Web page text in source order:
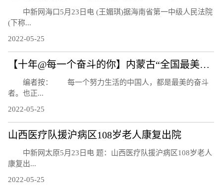
中新网海口5月23日电 (王媚琪)据海南省第一中级人民法院
(下称...
2022-05-25
【十年@每一个奋斗的你】内蒙古“全国最美家庭”：为家乡添彩 为“绿色”赋能
编者按： 每一个努力生活的中国人，都是最美的奋斗
者。也正...
2022-05-25
山西医疗队援沪病区108岁老人康复出院
中新网太原5月23日电 题：山西医疗队援沪病区108岁老人
康复出...
2022-05-25